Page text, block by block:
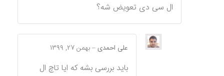
ال سی دی تعویض شه؟
علی احمدی–بهمن 27, 1399
باید بررسی بشه که ایا تاچ ال